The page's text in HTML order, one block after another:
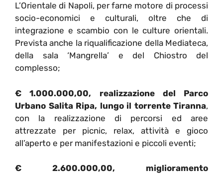
L’Orientale di Napoli, per farne motore di processi
socio-economici e culturali, oltre che di
integrazione e scambio con le culture orientali.
Prevista anche la riqualificazione della Mediateca,
della sala ‘Mangrella’ e del Chiostro del
complesso;
€ 1.000.000,00, realizzazione del Parco
Urbano Salita Ripa, lungo il torrente Tiranna,
con la realizzazione di percorsi ed aree
attrezzate per picnic, relax, attività e gioco
all’aperto e per manifestazioni e piccoli eventi;
€ 2.600.000,00, miglioramento